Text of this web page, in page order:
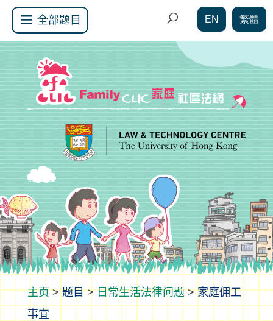
全部题目 EN 繁體
>题目>日常生活法律问题>家庭佣工
事宜